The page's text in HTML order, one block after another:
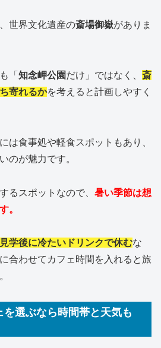
世界文化遺産の斎場御嶽がありま
「 知念岬公園だけ」ではなく、 斎
寄れるかを考えると計画しやすく
は食事処や軽食スポットもあり、
のが魅力です。
るスポットなので、 暑い季節は想
。
学後に冷たいドリンクで休むな
合わせてカフェ時間を入れると旅
選ぶなら時間帯と天気も